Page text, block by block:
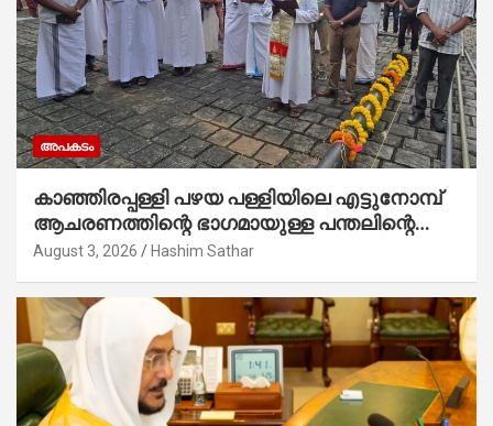
അപകടം
കാഞ്ഞിരപ്പള്ളി പഴയ പള്ളിയിലെ എട്ടുനോമ്പ്
ആചരണത്തിന്റെ ഭാഗമായുള്ള പന്തലിന്റെ
കാൽനാട്ട് കർമ്മം ആർച്ച് പ്രീസ്റ്റ് വെരി.
August 3, 2026 Hashim Sathar